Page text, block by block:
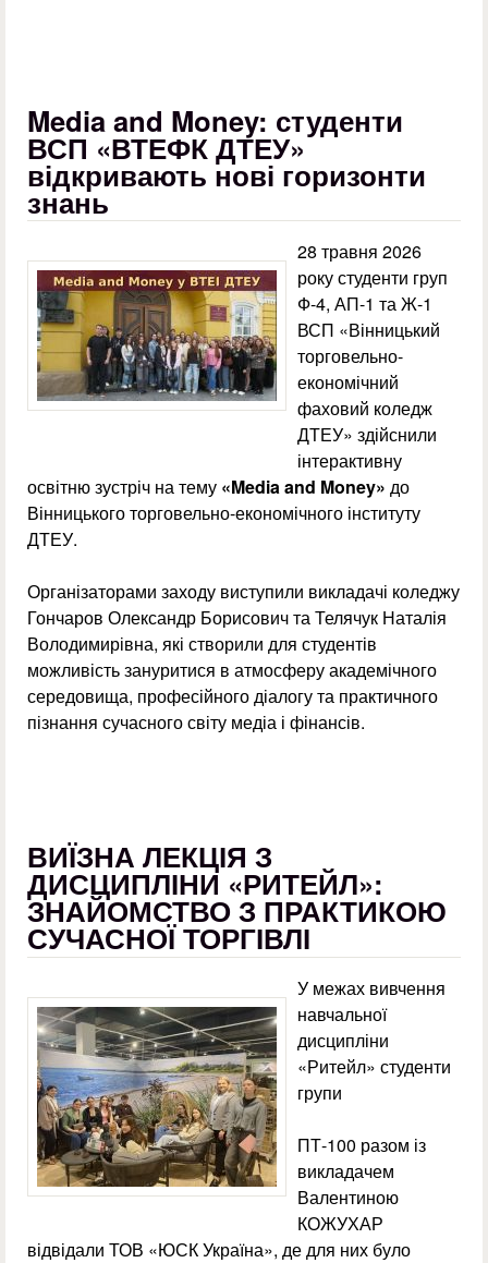
Media and Money: студенти
ВСП «ВТЕФК ДТЕУ»
відкривають нові горизонти
знань
28 травня 2026
року студенти груп
Ф-4, АП-1 та Ж-1
ВСП «Вінницький
торговельно-
економічний
фаховий коледж
ДТЕУ» здійснили
інтерактивну
освітню зустріч на тему «Media and Money» до
Вінницького торговельно-економічного інституту
ДТЕУ.
Організаторами заходу виступили викладачі коледжу
Гончаров Олександр Борисович та Телячук Наталія
Володимирівна, які створили для студентів
можливість зануритися в атмосферу академічного
середовища, професійного діалогу та практичного
пізнання сучасного світу медіа і фінансів.
ВИЇЗНА ЛЕКЦІЯ З
ДИСЦИПЛІНИ «РИТЕЙЛ»:
ЗНАЙОМСТВО З ПРАКТИКОЮ
СУЧАСНОЇ ТОРГІВЛІ
У межах вивчення
навчальної
дисципліни
«Ритейл» студенти
групи
ПТ-100 разом із
викладачем
Валентиною
КОЖУХАР
відвідали ТОВ «ЮСК Україна», де для них було